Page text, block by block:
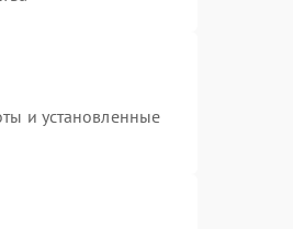
и установленные